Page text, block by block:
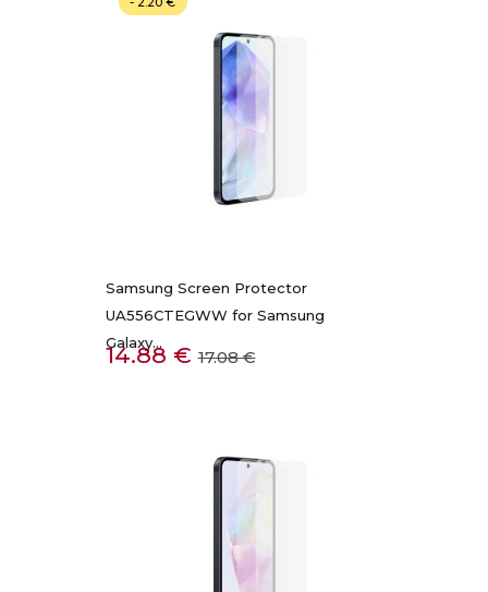
Samsung Screen Protector
UA556CTEGWW for Samsung
Galaxy...
Kaina
14.88 € Bazinė
17.08 €